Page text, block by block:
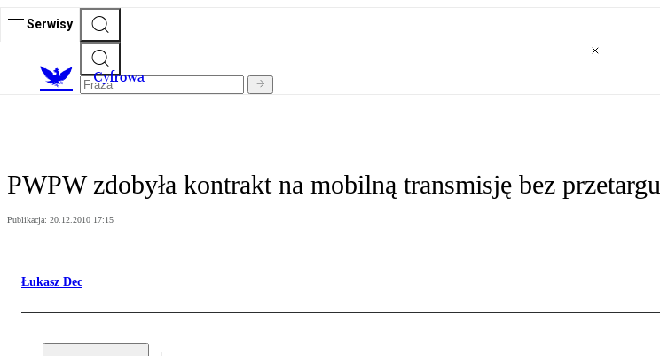
Serwisy
Cyfrowa
PWPW zdobyła kontrakt na mobilną transmisję bez przetargu
Publikacja: 20.12.2010 17:15
Łukasz Dec